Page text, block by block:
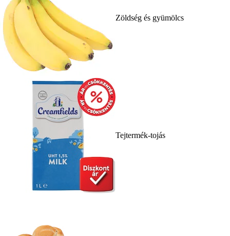
Zöldség és gyümölcs
Tejtermék-tojás